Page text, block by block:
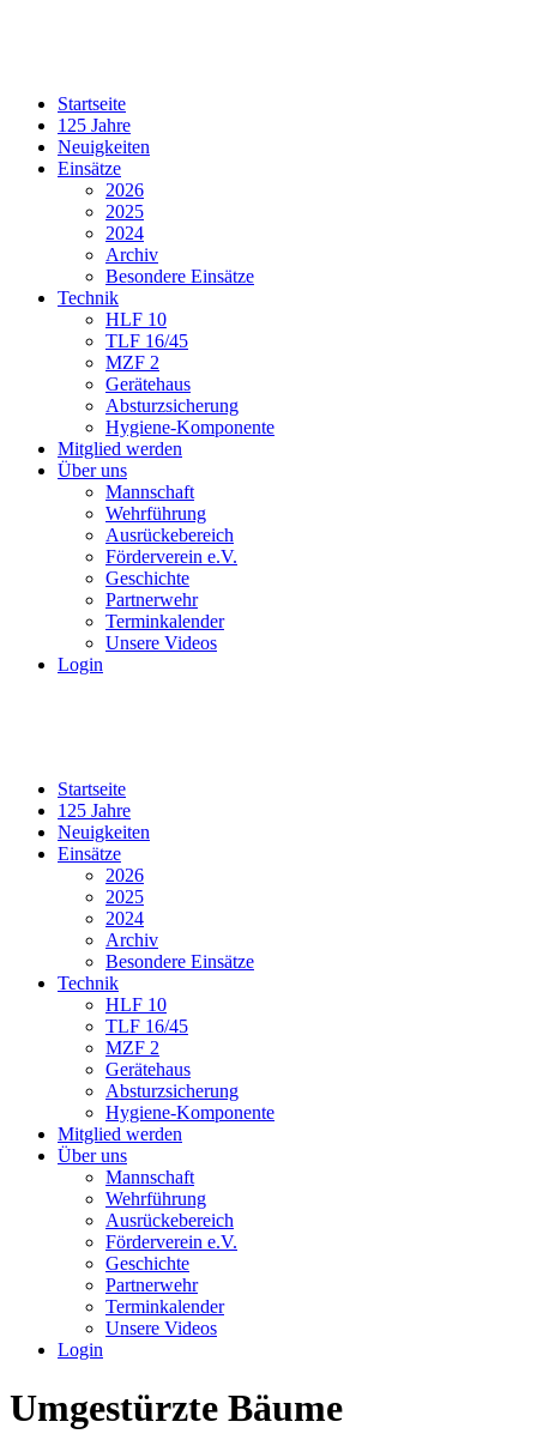
Startseite
125 Jahre
Neuigkeiten
Einsätze
2026
2025
2024
Archiv
Besondere Einsätze
Technik
HLF 10
TLF 16/45
MZF 2
Gerätehaus
Absturzsicherung
Hygiene-Komponente
Mitglied werden
Über uns
Mannschaft
Wehrführung
Ausrückebereich
Förderverein e.V.
Geschichte
Partnerwehr
Terminkalender
Unsere Videos
Login
Startseite
125 Jahre
Neuigkeiten
Einsätze
2026
2025
2024
Archiv
Besondere Einsätze
Technik
HLF 10
TLF 16/45
MZF 2
Gerätehaus
Absturzsicherung
Hygiene-Komponente
Mitglied werden
Über uns
Mannschaft
Wehrführung
Ausrückebereich
Förderverein e.V.
Geschichte
Partnerwehr
Terminkalender
Unsere Videos
Login
Umgestürzte Bäume